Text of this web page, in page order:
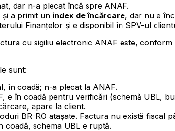
dar n-a plecat încă spre ANAF.
a primit un index de încărcare, dar nu e
Finanțelor și e disponibil în SPV-ul
cu sigiliu electronic ANAF este,
sunt:
în coadă; n-a plecat la ANAF.
e în coadă pentru verificări (schemă UBL,
apare la client.
BR-RO atașate. Factura nu există fiscal
schema UBL e ruptă.